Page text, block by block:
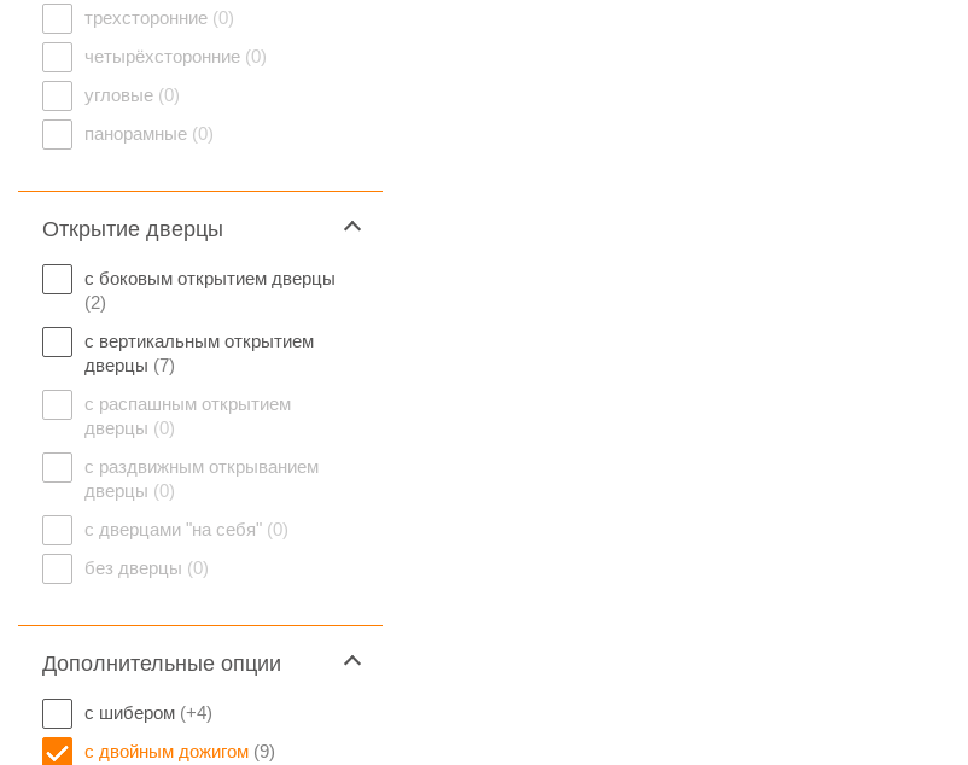
трехсторонние (0)
четырёхсторонние (0)
угловые (0)
панорамные (0)
Открытие дверцы
с боковым открытием дверцы
(2)
с вертикальным открытием
дверцы (7)
с распашным открытием
дверцы (0)
с раздвижным открыванием
дверцы (0)
с дверцами "на себя" (0)
без дверцы (0)
Дополнительные опции
с шибером (+4)
с двойным дожигом (9)